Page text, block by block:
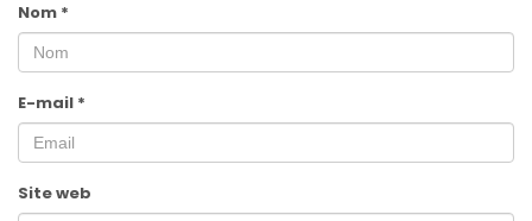
Nom *
E-mail *
Site web